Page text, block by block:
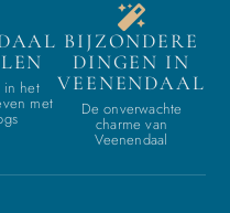
in het
met
BIJZONDERE
DINGEN IN
VEENENDAAL
De onverwachte
charme van
Veenendaal